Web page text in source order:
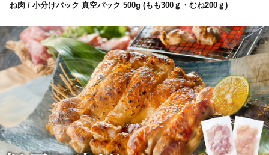
ね肉 / 小分けパック 真空パック 500g (もも300ｇ・むね200ｇ)